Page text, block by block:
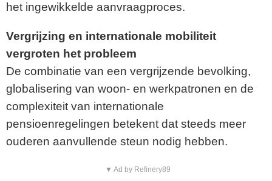
het ingewikkelde aanvraagproces.
Vergrijzing en internationale mobiliteit
vergroten het probleem
De combinatie van een vergrijzende bevolking,
globalisering van woon- en werkpatronen en de
complexiteit van internationale
pensioenregelingen betekent dat steeds meer
ouderen aanvullende steun nodig hebben.
▼ Ad by Refinery89